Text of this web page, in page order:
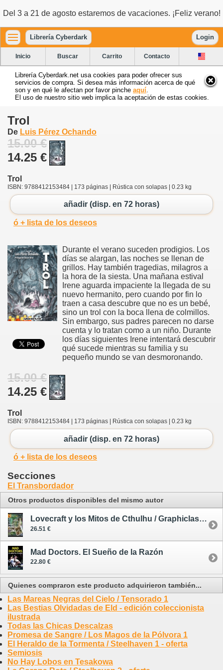
Del 3 a 21 de agosto estaremos de vacaciones. ¡Feliz verano!
Librería Cyberdark Login
Inicio Buscar Carrito Contacto
Librería Cyberdark.net usa cookies para poder ofrecer sus
servicios de compra. Si desea más información acerca de qué
son y en qué le afectan por favor pinche aquí
El uso de nuestro sitio web implica la aceptación de estas cookies.
Trol
De Luis Pérez Ochando
15.00 €
14.25 €
Trol
ISBN: 9788412153484 | 173 páginas | Rústica con solapas | 0.23 kg
añadir (disp. en 72 horas)
ó + lista de los deseos
Durante el verano suceden prodigios. Los
días se alargan, las noches se llenan de
grillos. Hay también tragedias, milagros a
la hora de la siesta. Una mañana estival
Irene aguarda impaciente la llegada de su
nuevo hermanito, pero cuando por fin lo
traen a casa descubre que no es un bebé,
sino un trol con la boca llena de colmillos.
Sin embargo, sus padres parecen no darse
cuenta y lo tratan como a un niño. Durante
los días siguientes Irene intentará descubrir
qué sucede mientras su familia y su
pequeño mundo se van desmoronando.
15.00 €
14.25 €
Trol
ISBN: 9788412153484 | 173 páginas | Rústica con solapas | 0.23 kg
añadir (disp. en 72 horas)
ó + lista de los deseos
Secciones
El Transbordador
Otros productos disponibles del mismo autor
Lovecraft y los Mitos de Cthulhu / Graphiclassic 6
26.51 €
Mad Doctors. El Sueño de la Razón
22.80 €
Quienes compraron este producto adquirieron también...
Las Mareas Negras del Cielo / Tensorado 1
Las Bestias Olvidadas de Eld - edición coleccionista
ilustrada
Todas las Chicas Descalzas
Promesa de Sangre / Los Magos de la Pólvora 1
El Heraldo de la Tormenta / Steelhaven 1 - oferta
Semiosis
No Hay Lobos en Tesakowa